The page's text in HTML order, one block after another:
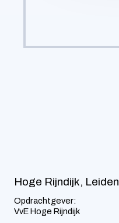
Hoge Rijndijk, Leiden
Opdrachtgever:
VvE Hoge Rijndijk